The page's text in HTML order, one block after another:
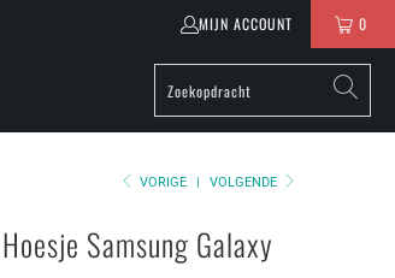
MIJN ACCOUNT 0
VORIGE | VOLGENDE
Samsung Galaxy